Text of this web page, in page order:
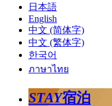
日本語
English
中文 (简体字)
中文 (繁体字)
한국어
ภาษาไทย
STAY宿泊